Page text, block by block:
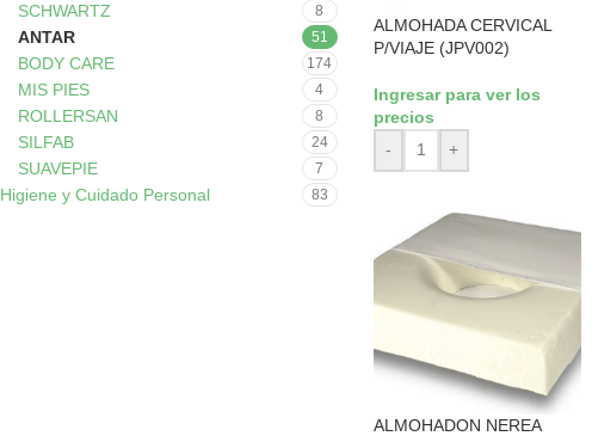
SCHWARTZ 8
ANTAR 51
BODY CARE 174
MIS PIES 4
ROLLERSAN 8
SILFAB 24
SUAVEPIE 7
Higiene y Cuidado Personal 83
ALMOHADA CERVICAL
P/VIAJE (JPV002)
Ingresar para ver los
precios
-
+
ALMOHADON NEREA